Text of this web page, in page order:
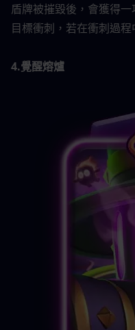
盾牌被摧毀後，會獲得
目標衝刺，若在衝刺過
4.覺醒熔爐